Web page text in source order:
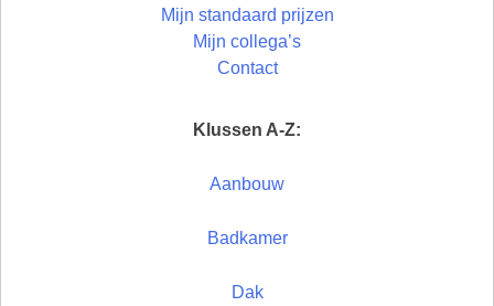
Mijn standaard prijzen
Mijn collega’s
Contact
Klussen A-Z:
Aanbouw
Badkamer
Dak